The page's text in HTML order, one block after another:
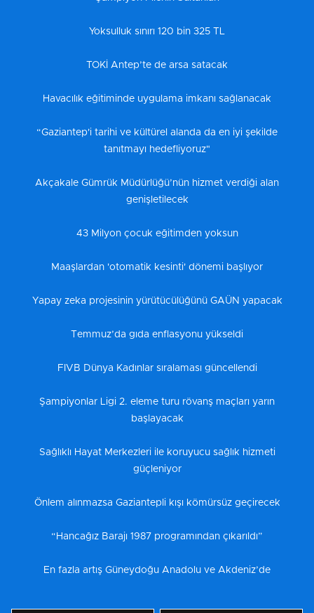
Yoksulluk sınırı 120 bin 325 TL
TOKİ Antep’te de arsa satacak
Havacılık eğitiminde uygulama imkanı sağlanacak
“Gaziantep'i tarihi ve kültürel alanda da en iyi şekilde
tanıtmayı hedefliyoruz"
Akçakale Gümrük Müdürlüğü’nün hizmet verdiği alan
genişletilecek
43 Milyon çocuk eğitimden yoksun
Maaşlardan 'otomatik kesinti' dönemi başlıyor
Yapay zeka projesinin yürütücülüğünü GAÜN yapacak
Temmuz’da gıda enflasyonu yükseldi
FIVB Dünya Kadınlar sıralaması güncellendi
Şampiyonlar Ligi 2. eleme turu rövanş maçları yarın
başlayacak
Sağlıklı Hayat Merkezleri ile koruyucu sağlık hizmeti
güçleniyor
Önlem alınmazsa Gaziantepli kışı kömürsüz geçirecek
“Hancağız Barajı 1987 programından çıkarıldı”
En fazla artış Güneydoğu Anadolu ve Akdeniz’de